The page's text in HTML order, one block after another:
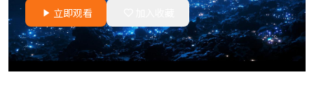
立即观看
立即观看
立即观看